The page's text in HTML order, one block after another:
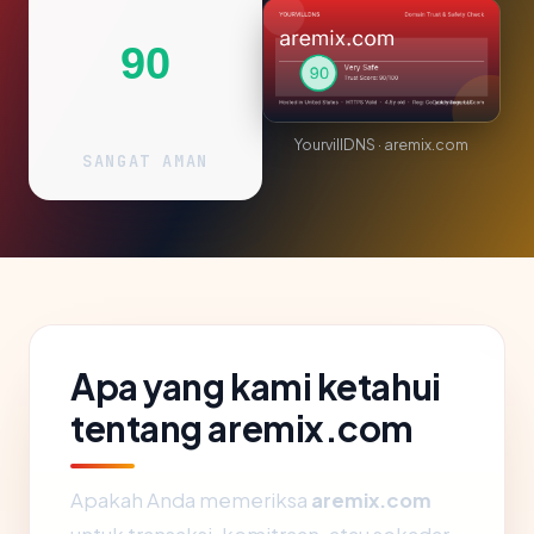
90
SANGAT AMAN
YourvillDNS · aremix.com
Apa yang kami ketahui
tentang aremix.com
Apakah Anda memeriksa aremix.com